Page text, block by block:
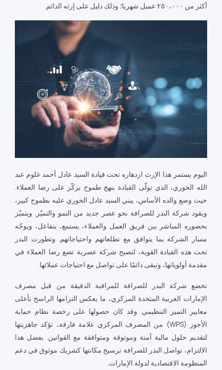
أكثر من ٢٥٠،٠٠٠ عميل شهريا؛ وذلك دليل على إرثه الدائم.
اليوم يستمر هذا الإرث ازدهاره تحت قيادة السيد عادل أحمد غلوم عبد
الله الخوري، الذي تولّى القيادة بنهج طموح يركّز على رضا العملاء.
حيث وضع والده الأساس، يبني السيد عادل الخوري عليه بطموح كبير،
ويقود شركة البدر للصرافة نحو عصر جديد من النمو والتميّز. ويتميّز
بحضوره المباشر بين فريق العمل والعملاء، يستمع، يتفاعل، ويوجّه
مسار الشركة بما يتوافق مع تطلعاتهم واحتياجاتهم. وتطورت البدر
تحت هذه القيادة القوية، لتصبح شركة عصرية تضع رضا العملاء في
مقدمة أولوياتها، وتبقى دائمًا على تواصل مع احتياجات عملائها.
تخضع شركة البدر للصرافة للمراقبة الدقيقة من قبل مصرف
الإمارات العربية المتحدة المركزي، ما يعكس التزامها الراسخ بأعلى
معايير التميز التنظيمي. وقد كان حصولها على رخصة نظام حماية
الأجور (WPS) من المصرف المركزي علامة فارقة، تؤكد جاهزيتها
لتقديم حلول مالية آمنة وموثوقة ومتوافقة مع القوانين. بفضل هذا
الالتزام، تواصل البدر للصرافة ترسيخ مكانتها كشريك موثوق في دعم
المنظومة الاقتصادية لدولة الإمارات.